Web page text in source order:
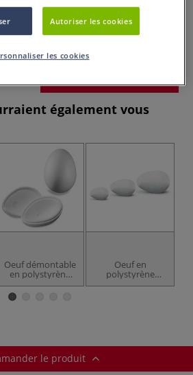
dès0,70 €
également vous
Oeuf démontable
en polystyrène
expansé
Oeuf en
polystyrène
expansé blanc
le produit
Autoriser les cookies
les cookies